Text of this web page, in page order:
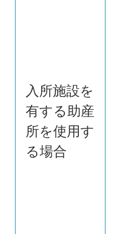
入所施設を
有する助産
所を使用す
る場合